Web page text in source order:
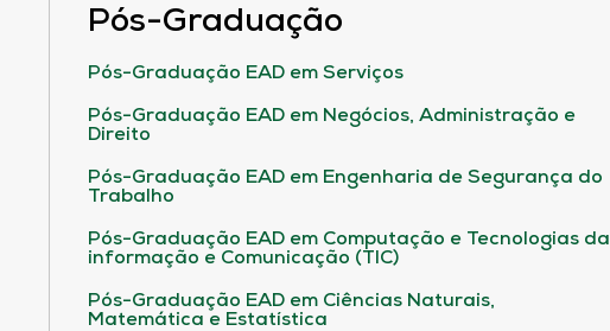
Pós-Graduação
Pós-Graduação EAD em Serviços
Pós-Graduação EAD em Negócios, Administração e
Direito
Pós-Graduação EAD em Engenharia de Segurança do
Trabalho
Pós-Graduação EAD em Computação e Tecnologias da
informação e Comunicação (TIC)
Pós-Graduação EAD em Ciências Naturais,
Matemática e Estatística